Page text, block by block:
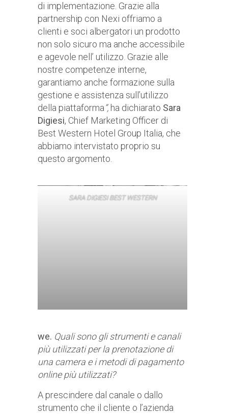
di implementazione. Grazie alla
partnership con Nexi offriamo a
clienti e soci albergatori un prodotto
non solo sicuro ma anche accessibile
e agevole nell’ utilizzo. Grazie alle
nostre competenze interne,
garantiamo anche formazione sulla
gestione e assistenza sull’utilizzo
della piattaforma”, ha dichiarato Sara
Digiesi, Chief Marketing Officer di
Best Western Hotel Group Italia, che
abbiamo intervistato proprio su
questo argomento.
SARA DIGIESI BEST WESTERN
we. Quali sono gli strumenti e canali
più utilizzati per la prenotazione di
una camera e i metodi di pagamento
online più utilizzati?
A prescindere dal canale o dallo
strumento che il cliente o l’azienda